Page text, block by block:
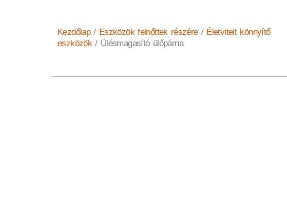
Kezdőlap/ Eszközök felnőttek részére/ Életvitelt könnyítő
eszközök/ Ülésmagasító ülőpárna